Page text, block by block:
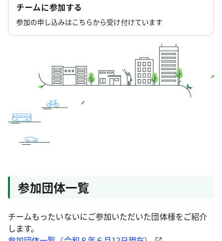
チームに参加する
参加の申し込みはこちらから受け付けています
参加団体一覧
チームもったいないにご参加いただいた団体様をご紹介
します。